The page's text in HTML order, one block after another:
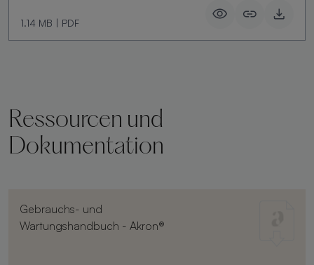
1.14 MB | PDF
Ressourcen und
Dokumentation
Gebrauchs- und
Wartungshandbuch - Akron®